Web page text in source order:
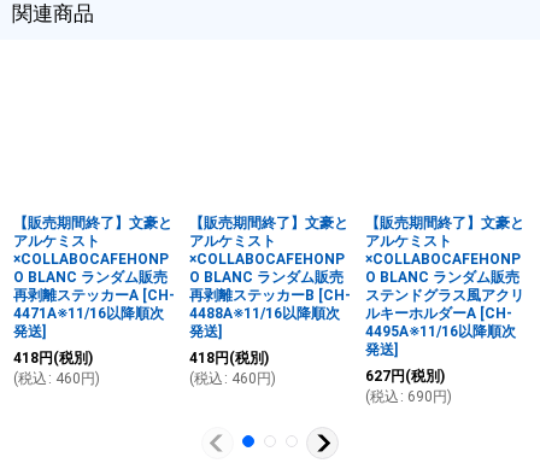
関連商品
【販売期間終了】文豪と
アルケミスト
×COLLABOCAFEHONP
O BLANC ランダム販売
再剥離ステッカーA [CH-
4471A※11/16以降順次
発送]
418円 (税別)
(税込 : 460 円)
【販売期間終了】文豪と
アルケミスト
×COLLABOCAFEHONP
O BLANC ランダム販売
再剥離ステッカーB [CH-
4488A※11/16以降順次
発送]
418円 (税別)
(税込 : 460 円)
【販売期間終了】文豪と
アルケミスト
×COLLABOCAFEHONP
O BLANC ランダム販売
ステンドグラス風アクリ
ルキーホルダーA [CH-
4495A※11/16以降順次
発送]
627円 (税別)
(税込 : 690 円)